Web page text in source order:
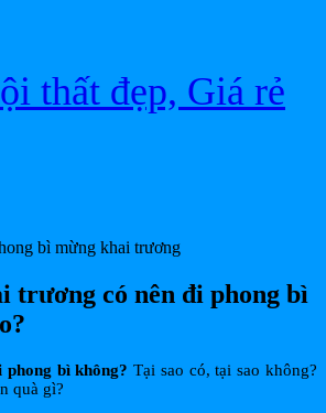
thất đẹp, Giá rẻ
trương có nên đi phong bì
bì không? Tại sao có, tại sao không?
quà gì?